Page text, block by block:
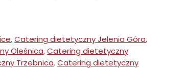
,Catering dietetyczny Jelenia Góra,
Oleśnica,Catering dietetyczny
Trzebnica,Catering dietetyczny